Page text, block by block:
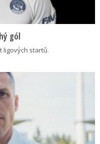
gól
ligových startů.